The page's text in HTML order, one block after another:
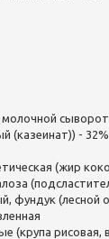
(казеинат)) - 32%
(жир
фундук (лесной
(крупа рисовая,